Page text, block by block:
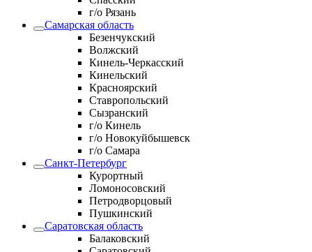
г/о Рязань
Самарская область
Безенчукский
Волжский
Кинель-Черкасский
Кинельский
Красноярский
Ставропольский
Сызранский
г/о Кинель
г/о Новокуйбышевск
г/о Самара
Санкт-Петербург
Курортный
Ломоносовский
Петродворцовый
Пушкинский
Саратовская область
Балаковский